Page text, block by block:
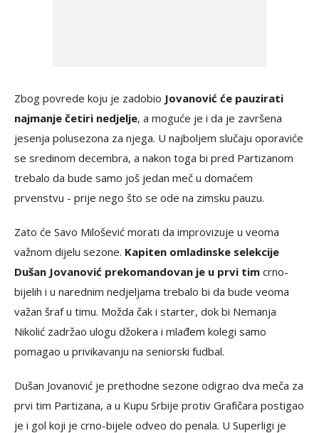
Zbog povrede koju je zadobio Jovanović će pauzirati
najmanje četiri nedjelje, a moguće je i da je završena
jesenja polusezona za njega. U najboljem slučaju oporaviće
se sredinom decembra, a nakon toga bi pred Partizanom
trebalo da bude samo još jedan meč u domaćem
prvenstvu - prije nego što se ode na zimsku pauzu.
Zato će Savo Milošević morati da improvizuje u veoma
važnom dijelu sezone. Kapiten omladinske selekcije
Dušan Jovanović prekomandovan je u prvi tim crno-
bijelih i u narednim nedjeljama trebalo bi da bude veoma
važan šraf u timu. Možda čak i starter, dok bi Nemanja
Nikolić zadržao ulogu džokera i mlađem kolegi samo
pomagao u privikavanju na seniorski fudbal.
Dušan Jovanović je prethodne sezone odigrao dva meča za
prvi tim Partizana, a u Kupu Srbije protiv Grafičara postigao
je i gol koji je crno-bijele odveo do penala. U Superligi je